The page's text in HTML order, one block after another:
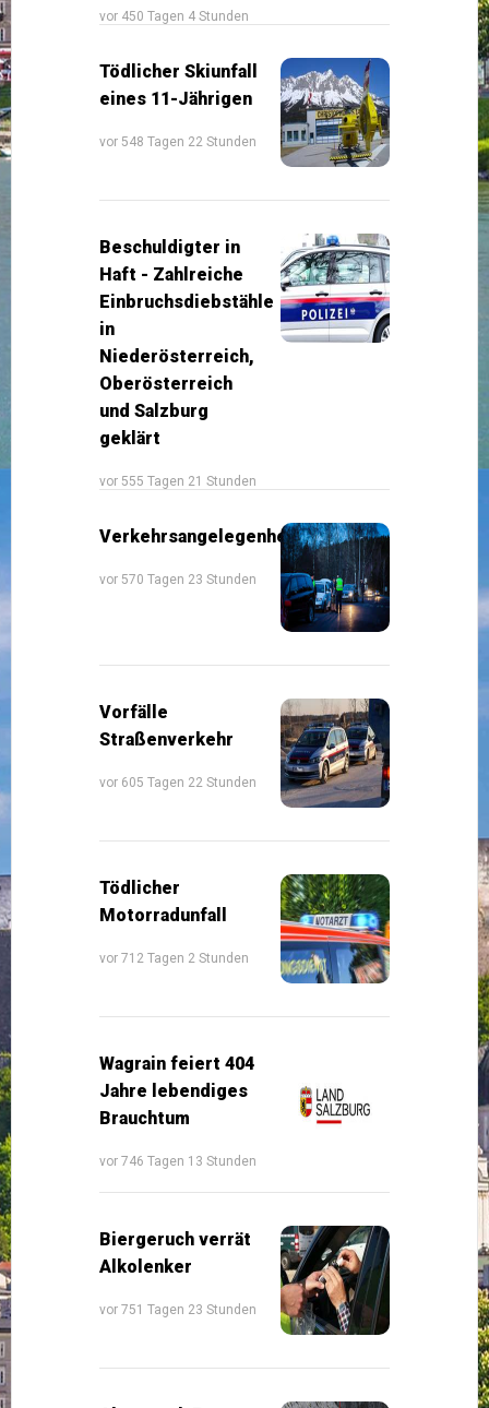
vor 450 Tagen 4 Stunden
Tödlicher Skiunfall
eines 11-Jährigen
vor 548 Tagen 22 Stunden
Beschuldigter in
Haft - Zahlreiche
Einbruchsdiebstähle
in
Niederösterreich,
Oberösterreich
und Salzburg
geklärt
vor 555 Tagen 21 Stunden
Verkehrsangelegenheiten
vor 570 Tagen 23 Stunden
Vorfälle
Straßenverkehr
vor 605 Tagen 22 Stunden
Tödlicher
Motorradunfall
vor 712 Tagen 2 Stunden
Wagrain feiert 404
Jahre lebendiges
Brauchtum
vor 746 Tagen 13 Stunden
Biergeruch verrät
Alkolenker
vor 751 Tagen 23 Stunden